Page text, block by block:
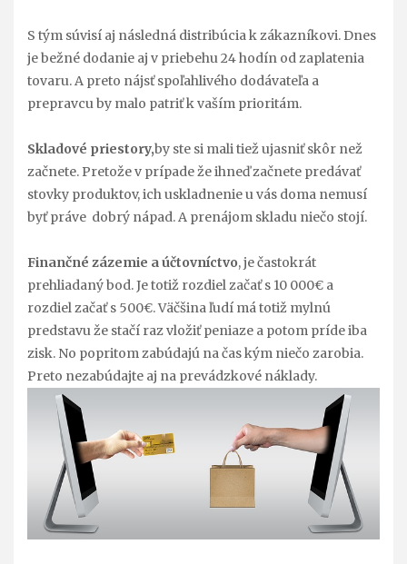
S tým súvisí aj následná distribúcia k zákazníkovi. Dnes
je bežné dodanie aj v priebehu 24 hodín od zaplatenia
tovaru. A preto nájsť spoľahlivého dodávateľa a
prepravcu by malo patriť k vaším prioritám.
Skladové priestory,by ste si mali tiež ujasniť skôr než
začnete. Pretože v prípade že ihneď začnete predávať
stovky produktov, ich uskladnenie u vás doma nemusí
byť práve dobrý nápad. A prenájom skladu niečo stojí.
Finančné zázemie a účtovníctvo, je častokrát
prehliadaný bod. Je totiž rozdiel začať s 10 000€ a
rozdiel začať s 500€. Väčšina ľudí má totiž mylnú
predstavu že stačí raz vložiť peniaze a potom príde iba
zisk. No popritom zabúdajú na čas kým niečo zarobia.
Preto nezabúdajte aj na prevádzkové náklady.